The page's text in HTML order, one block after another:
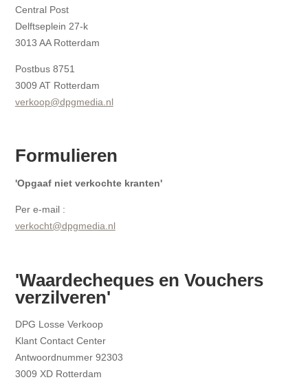
Central Post
Delftseplein 27-k
3013 AA Rotterdam
Postbus 8751
3009 AT Rotterdam
verkoop@dpgmedia.nl
Formulieren
'Opgaaf niet verkochte kranten'
Per e-mail :
verkocht@dpgmedia.nl
'Waardecheques en Vouchers
verzilveren'
DPG Losse Verkoop
Klant Contact Center
Antwoordnummer 92303
3009 XD Rotterdam